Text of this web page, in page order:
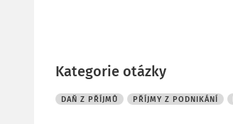
Kategorie otázky
DAŇ Z PŘÍJMŮ PŘÍJMY Z PODNIKÁNÍ